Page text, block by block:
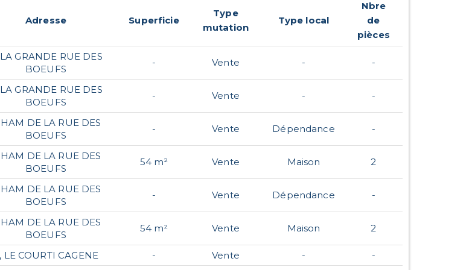
Adresse Superficie
Type
mutation
Type local
Nbre
de
pièces
GRANDE RUE DES
BOEUFS
- Vente - -
GRANDE RUE DES
BOEUFS
- Vente - -
DE LA RUE DES
BOEUFS
- Vente Dépendance -
DE LA RUE DES
BOEUFS
54 m² Vente Maison 2
DE LA RUE DES
BOEUFS
- Vente Dépendance -
DE LA RUE DES
BOEUFS
54 m² Vente Maison 2
LE COURTI CAGENE - Vente - -